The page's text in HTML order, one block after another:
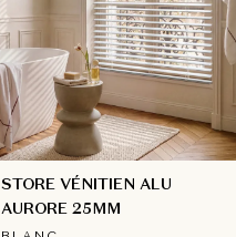
STORE VÉNITIEN ALU
AURORE 25MM